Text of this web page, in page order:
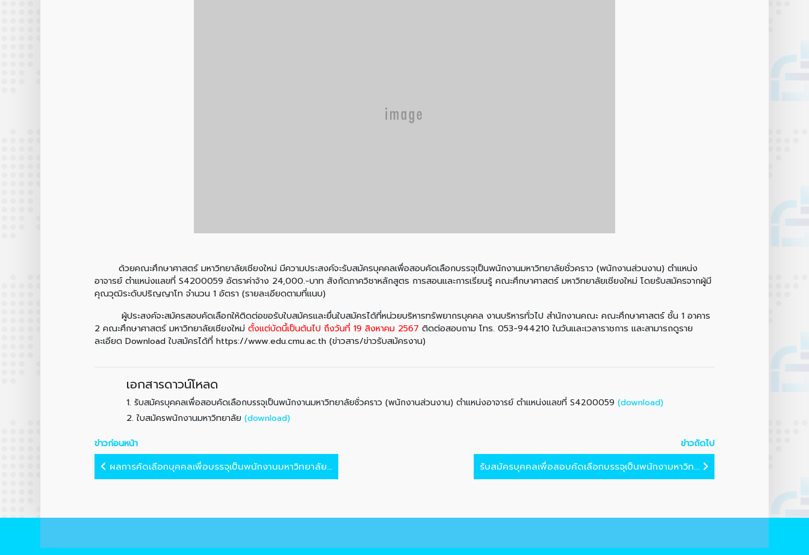
ด้วยคณะศึกษาศาสตร์ มหาวิทยาลัยเชียงใหม่ มีความประสงค์จะรับสมัครบุคคลเพื่อสอบคัดเลือกบรรจุเป็นพนักงานมหาวิทยาลัยชั่วคราว (พนักงานส่วนงาน) ตำแหน่ง
อาจารย์ ตำแหน่งแลขที่ S4200059 อัตราค่าจ้าง 24,000.-บาท สังกัดภาควิชาหลักสูตร การสอนและการเรียนรู้ คณะศึกษาศาสตร์ มหาวิทยาลัยเชียงใหม่ โดยรับสมัครจากผู้มี
คุณวุฒิระดับปริญญาโท จำนวน 1 อัตรา (รายละเอียดตามที่แนบ)
ผู้ประสงค์จะสมัครสอบคัดเลือกให้ติดต่อขอรับใบสมัครและยื่นใบสมัครได้ที่หน่วยบริหารทรัพยากรบุคคล งานบริหารทั่วไป สำนักงานคณะ คณะศึกษาศาสตร์ ชั้น 1 อาคาร
2 คณะศึกษาศาสตร์ มหาวิทยาลัยเชียงใหม่ตั้งแต่บัดนี้เป็นต้นไป ถึงวันที่ 19 สิงหาคม 2567 ติดต่อสอบถาม โทร. 053-944210 ในวันและเวลาราชการ และสามารถดูราย
ละเอียด Download ใบสมัครได้ที่ https://www.edu.cmu.ac.th (ข่าวสาร/ข่าวรับสมัครงาน)
เอกสารดาวน์โหลด
1.รับสมัครบุคคลเพื่อสอบคัดเลือกบรรจุเป็นพนักงานมหาวิทยาลัยชั่วคราว (พนักงานส่วนงาน) ตำแหน่งอาจารย์ ตำแหน่งแลขที่ S4200059 (download)
2.ใบสมัครพนักงานมหาวิทยาลัย (download)
ข่าวก่อนหน้า
ข่าวถัดไป
ผลการคัดเลือกบุคคลเพื่อบรรจุเป็นพนักงานมหาวิทยาลัย...
รับสมัครบุคคลเพื่อสอบคัดเลือกบรรจุเป็นพนักงามหาวิท...